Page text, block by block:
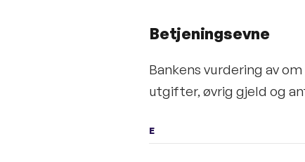
Betjeningsevne
Bankens vurdering av
utgifter, øvrig gjeld og
E